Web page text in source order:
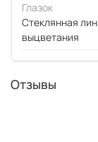
Глазок
Стеклянная
выцветания
Отзывы